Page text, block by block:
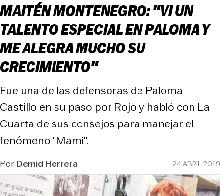
MAITÉN MONTENEGRO: "VI UN
TALENTO ESPECIAL EN PALOMA Y
ME ALEGRA MUCHO SU
CRECIMIENTO"
Fue una de las defensoras de Paloma
Castillo en su paso por Rojo y habló con La
Cuarta de sus consejos para manejar el
fenómeno "Mami".
PorDemid Herrera 24 ABRIL 2019